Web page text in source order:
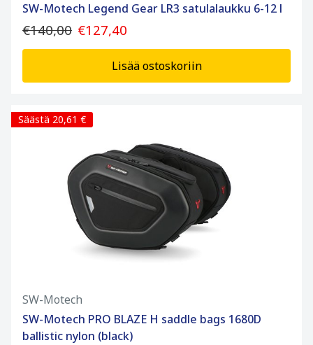
SW-Motech Legend Gear LR3 satulalaukku 6-12 l
€140,00 €127,40
Lisää ostoskoriin
Säästä 20,61 €
SW-Motech
SW-Motech PRO BLAZE H saddle bags 1680D
ballistic nylon (black)